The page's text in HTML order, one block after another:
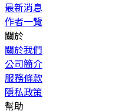
最新消息
作者一覽
關於
關於我們
公司簡介
服務條款
隱私政策
幫助